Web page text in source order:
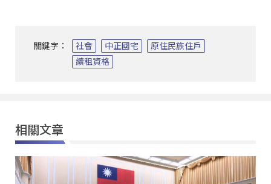
關鍵字： 社會 中正國宅
原住民族住戶
續租資格
相關文章